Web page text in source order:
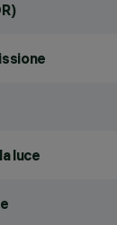
luce